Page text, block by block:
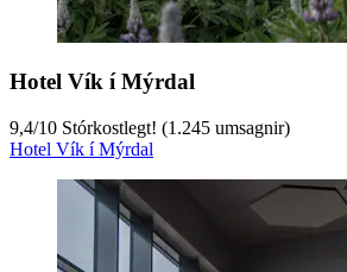
Hotel Vík í Mýrdal
9,4/10 Stórkostlegt! (1.245 umsagnir)
Hotel Vík í Mýrdal